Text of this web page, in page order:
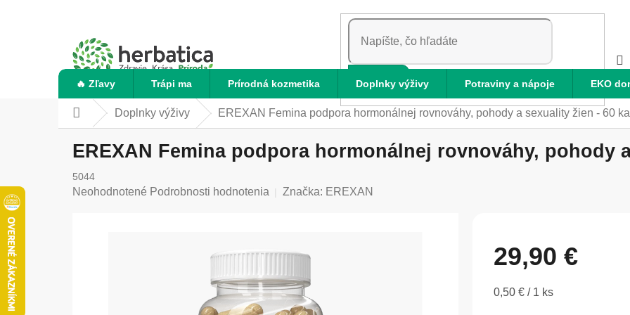
HĽADAŤ
🔥 Zľavy Trápi ma Prírodná kozmetika Doplnky výživy Potraviny a nápoje EKO
DomovDoplnky výživy EREXAN Femina podpora hormonálnej rovnováhy, pohody a sexuality žien - 60
EREXAN Femina podpora hormonálnej rovnováhy, pohody
5044
Priemerné
Neohodnotené Podrobnosti hodnotenia Značka: EREXAN
29,90 €
Jednotková
0,50 € / 1 ks